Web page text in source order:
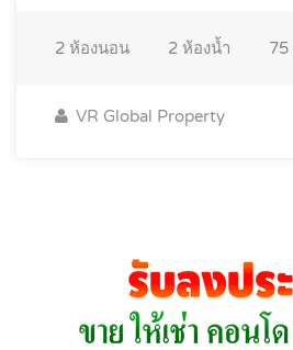
2 ห้องนอน 2 ห้องน้ำ 75
VR Global Property